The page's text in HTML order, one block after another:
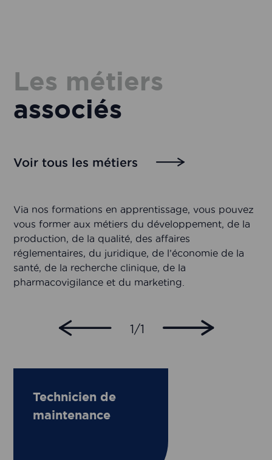
Les métiers
associés
Voir tous les métiers
Via nos formations en apprentissage, vous pouvez
vous former aux métiers du développement, de la
production, de la qualité, des affaires
réglementaires, du juridique, de l’économie de la
santé, de la recherche clinique, de la
pharmacovigilance et du marketing.
1/1
Technicien de
maintenance